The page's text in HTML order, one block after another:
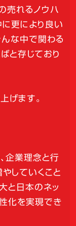
売れるノウハ
更により良い
な中で関わる
と存じており
げます。
企業理念と行
していくこと
と日本のネッ
性化を実現でき